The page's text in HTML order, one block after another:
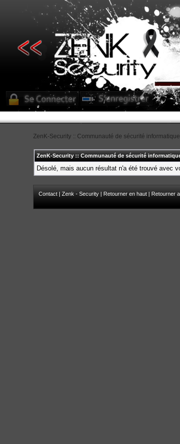
ZenK-Security :: Communauté de sécurité informatique
ZenK-Security :: Communauté de sécurité
Désolé, mais aucun résultat n'a été trouvé avec
Contact |Zenk - Security | Retourner en haut | Retourner